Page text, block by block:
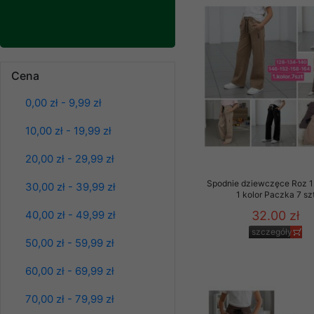
Cena
0,00 zł - 9,99 zł
10,00 zł - 19,99 zł
20,00 zł - 29,99 zł
30,00 zł - 39,99 zł
40,00 zł - 49,99 zł
50,00 zł - 59,99 zł
60,00 zł - 69,99 zł
70,00 zł - 79,99 zł
39.00 zł
Spodnie dziewczęce Roz
1 kolor Paczka 7
32.00 zł
szczegóły
Klientów
ochronie danych
serwerach
pracownicy Sklepu.
Każdy Klient, który
ich weryfikacji,
Sklep nie
chyba że dzieje się
Nasz Sklep
przez nasz serwer i
jego indywidualnych
opcję przyjmowania
może wpłynąć na
• ostatnio